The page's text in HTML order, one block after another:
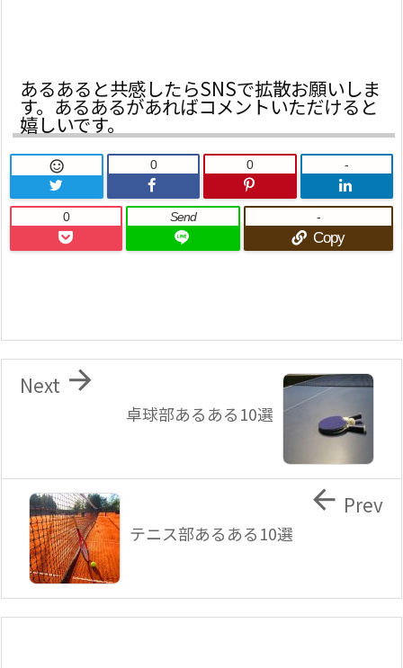
あるあると共感したらSNSで拡散お願いしま
す。あるあるがあればコメントいただけると
嬉しいです。
 0 0 -
0 Send
Copy
-
卓球部あるある10選

Next
テニス部あるある10選
 Prev